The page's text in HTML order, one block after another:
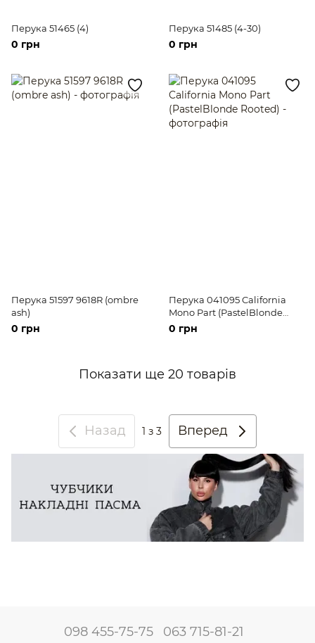
Перука 51465 (4)
0 грн
Перука 51485 (4-30)
0 грн
Перука 51597 9618R (ombre
ash)
0 грн
Перука 041095 California
Mono Part (PastelBlonde
Rooted)
0 грн
Показати ще 20 товарів
Назад 1 з 3 Вперед
098 455-75-75 063 715-81-21